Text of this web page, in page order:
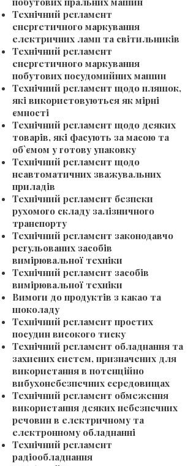
Технічний регламент
енергетичного маркування
електричних ламп та світильників
Технічний регламент
енергетичного маркування
побутових посудомийних машин
Технічний регламент щодо пляшок,
які використовуються як мірні
ємності
Технічний регламент щодо деяких
товарів, які фасують за масою та
об`ємом у готову упаковку
Технічний регламент щодо
неавтоматичних зважувальних
приладів
Технічний регламент безпеки
рухомого складу залізничного
транспорту
Технічний регламент законодавчо
регульованих засобів
вимірювальної техніки
Технічний регламент засобів
вимірювальної техніки
Вимоги до продуктів з какао та
шоколаду
Технічний регламент простих
посудин високого тиску
Технічний регламент обладнання та
захисних систем, призначених для
використання в потенційно
вибухонебезпечних середовищах
Технічний регламент обмеження
використання деяких небезпечних
речовин в електричному та
електронному обладнанні
Технічний регламент
радіообладнання